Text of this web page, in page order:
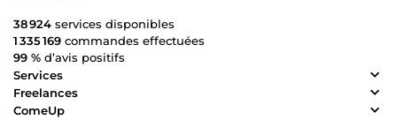
38 924 services disponibles
1 335 169 commandes effectuées
99 % d’avis positifs
Services
Freelances
ComeUp